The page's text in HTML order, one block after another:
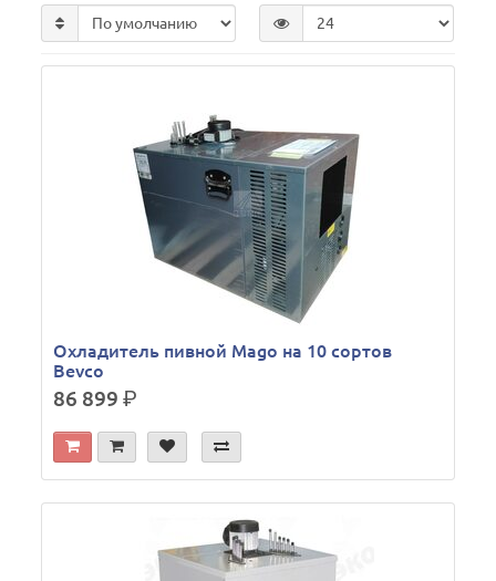
Охладитель пивной Mago на 10 сортов
Bevco
86 899р.